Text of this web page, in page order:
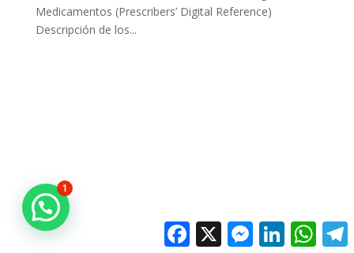
Medicamentos (Prescribers’ Digital Reference)
Descripción de los...
Facebook Messenger
LinkedIn
1